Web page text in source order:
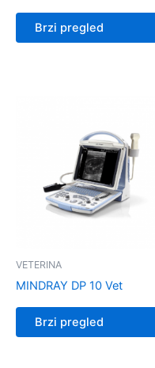
Brzi pregled
VETERINA
MINDRAY DP 10 Vet
Brzi pregled